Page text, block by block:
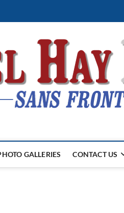
GALLERIES CONTACT US